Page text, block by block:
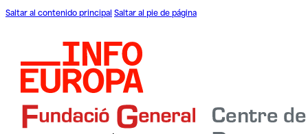
Saltar al contenido principal Saltar al pie de página